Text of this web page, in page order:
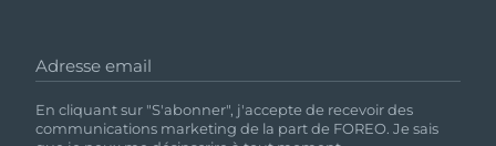
Adresse email
En cliquant sur "S'abonner", j'accepte de recevoir des
communications marketing de la part de FOREO. Je sais